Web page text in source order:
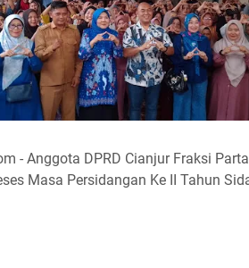
- Anggota DPRD Cianjur Fraksi
Masa Persidangan Ke II Tahun